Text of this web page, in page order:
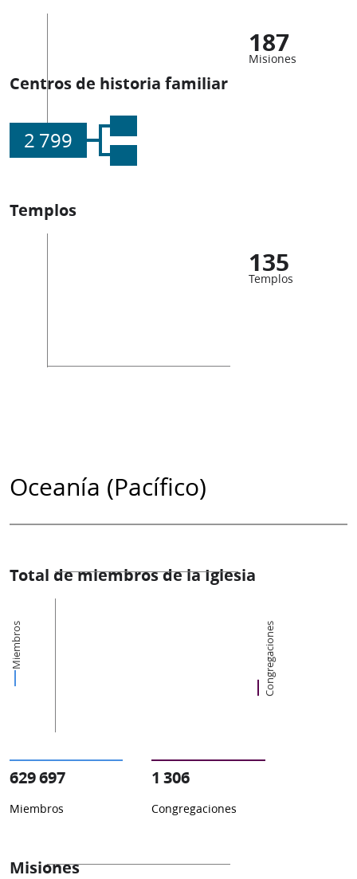
187
Misiones
Centros de historia familiar
2 799
Templos
135
Templos
Oceanía (Pacífico)
Total de miembros de la Iglesia
Miembros Congregaciones
629 697
Miembros
1 306
Congregaciones
Misiones